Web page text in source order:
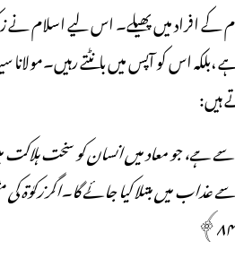
کے افراد میں پھیلے۔ اس لیے اسلام نے
اس کو آپس میں بانٹتے رہیں۔مولانا
ہیں:
ہے، جو معاد میں انسان کو سخت
میں مبتلا کیا جائے گا۔اگر زکوٰۃ
﴾